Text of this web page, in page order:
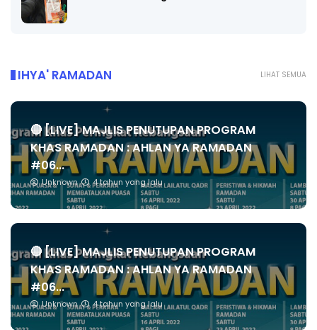
LIHAT SEMUA
IHYA' RAMADAN
🔴 [LIVE] MAJLIS PENUTUPAN PROGRAM
KHAS RAMADAN : AHLAN YA RAMADAN
#06...
Unknown 4 tahun yang lalu
🔴 [LIVE] MAJLIS PENUTUPAN PROGRAM
KHAS RAMADAN : AHLAN YA RAMADAN
#06...
Unknown 4 tahun yang lalu